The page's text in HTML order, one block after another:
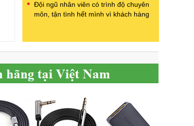
Đội ngũ nhân viên có trình độ chuyên
môn, tận tình hết mình vì khách hàng